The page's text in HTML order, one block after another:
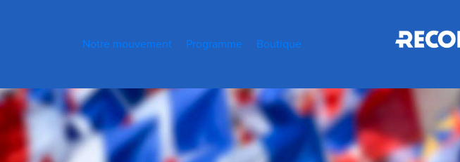
Notre mouvement Programme Boutique